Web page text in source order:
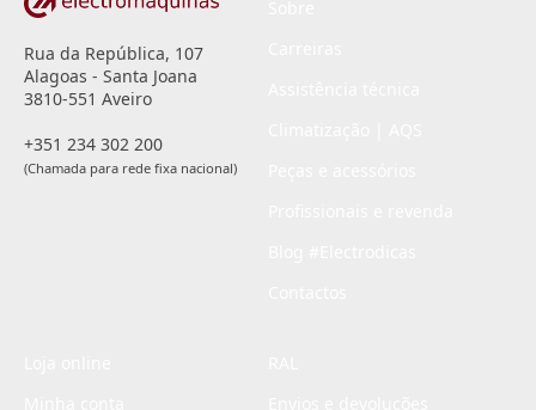
Rua da República, 107
Alagoas - Santa Joana
3810-551 Aveiro
+351 234 302 200
(Chamada para rede fixa nacional)